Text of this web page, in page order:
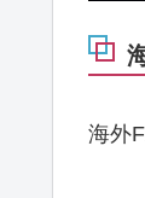
海外